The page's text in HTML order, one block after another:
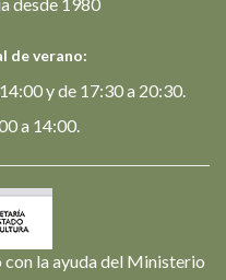
desde 1980
de verano:
y de 17:30 a 20:30.
a 14:00.
la ayuda del Ministerio